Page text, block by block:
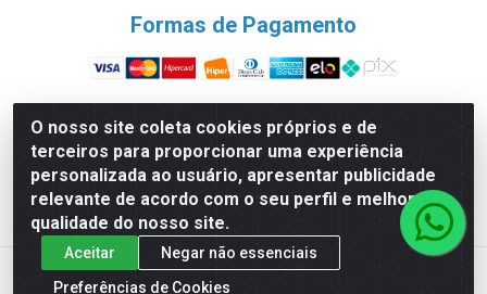
O nosso site coleta cookies próprios e de
terceiros para proporcionar uma experiência
personalizada ao usuário, apresentar publicidade
relevante de acordo com o seu perfil e melhorar a
qualidade do nosso site.
Aceitar
Negar não essenciais
Preferências de Cookies
Formas de Pagamento
Protec Equipamentos Médicos Hospitalares - Rodovia
Bunjiro Nakao, 49.800 - Chácara Remanso – Cotia/SP -
CEP 06.726-300 - CNPJ 06.207.441/0001-45